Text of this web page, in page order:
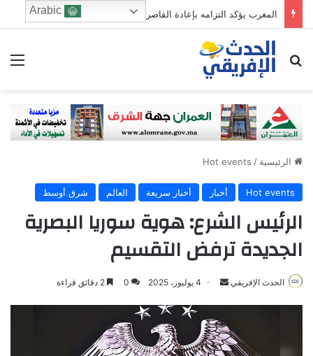
أي فعل..لأي مسرح عربي منشود؟
ابحث عن
الرئيسية /
Hot events
Hot events أخبار أخبار سريعة العالم شرق أوسط
الرئيس الشرع: هوية سوريا البصرية
الجديدة ترفض التقسيم
الحدث الإفريقي
d
a
4 يوليوز، 2025 0
Arabic